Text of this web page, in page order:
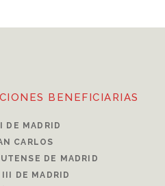
BENEFICIARIAS
DE MADRID
CARLOS
DE MADRID
III DE MADRID